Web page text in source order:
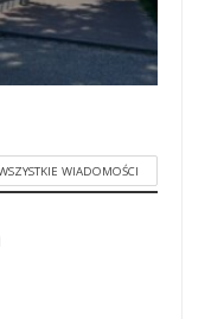
WIADOMOŚCI